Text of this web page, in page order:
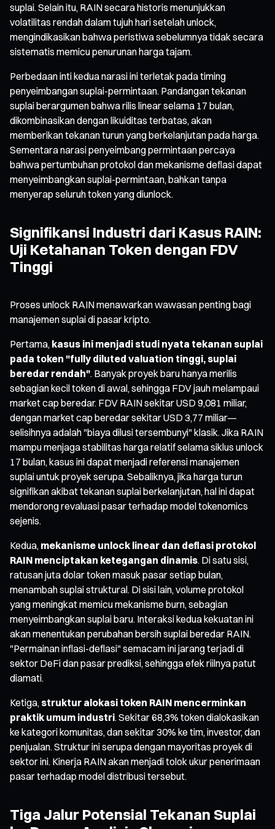
suplai. Selain itu, RAIN secara historis menunjukkan
volatilitas rendah dalam tujuh hari setelah unlock,
mengindikasikan bahwa peristiwa sebelumnya tidak secara
sistematis memicu penurunan harga tajam.
Perbedaan inti kedua narasi ini terletak pada timing
penyeimbangan suplai-permintaan. Pandangan tekanan
suplai berargumen bahwa rilis linear selama 17 bulan,
dikombinasikan dengan likuiditas terbatas, akan
memberikan tekanan turun yang berkelanjutan pada harga.
Sementara narasi penyeimbang permintaan percaya
bahwa pertumbuhan protokol dan mekanisme deflasi dapat
menyeimbangkan suplai-permintaan, bahkan tanpa
menyerap seluruh token yang diunlock.
Signifikansi Industri dari Kasus RAIN:
Uji Ketahanan Token dengan FDV
Tinggi
Proses unlock RAIN menawarkan wawasan penting bagi
manajemen suplai di pasar kripto.
Pertama, kasus ini menjadi studi nyata tekanan suplai
pada token "fully diluted valuation tinggi, suplai
beredar rendah". Banyak proyek baru hanya merilis
sebagian kecil token di awal, sehingga FDV jauh melampaui
market cap beredar. FDV RAIN sekitar USD 9,081 miliar,
dengan market cap beredar sekitar USD 3,77 miliar—
selisihnya adalah "biaya dilusi tersembunyi" klasik. Jika RAIN
mampu menjaga stabilitas harga relatif selama siklus unlock
17 bulan, kasus ini dapat menjadi referensi manajemen
suplai untuk proyek serupa. Sebaliknya, jika harga turun
signifikan akibat tekanan suplai berkelanjutan, hal ini dapat
mendorong revaluasi pasar terhadap model tokenomics
sejenis.
Kedua, mekanisme unlock linear dan deflasi protokol
RAIN menciptakan ketegangan dinamis. Di satu sisi,
ratusan juta dolar token masuk pasar setiap bulan,
menambah suplai struktural. Di sisi lain, volume protokol
yang meningkat memicu mekanisme burn, sebagian
menyeimbangkan suplai baru. Interaksi kedua kekuatan ini
akan menentukan perubahan bersih suplai beredar RAIN.
"Permainan inflasi-deflasi" semacam ini jarang terjadi di
sektor DeFi dan pasar prediksi, sehingga efek riilnya patut
diamati.
Ketiga, struktur alokasi token RAIN mencerminkan
praktik umum industri. Sekitar 68,3% token dialokasikan
ke kategori komunitas, dan sekitar 30% ke tim, investor, dan
penjualan. Struktur ini serupa dengan mayoritas proyek di
sektor ini. Kinerja RAIN akan menjadi tolok ukur penerimaan
pasar terhadap model distribusi tersebut.
Tiga Jalur Potensial Tekanan Suplai